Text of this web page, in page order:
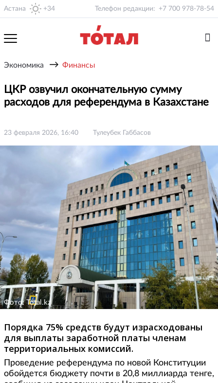
Астана +34 Телефон редакции: +7 700 978-78-54
Экономика → Финансы
ЦКР озвучил окончательную сумму
расходов для референдума в Казахстане
23 февраля 2026, 16:40 Тулеубек Габбасов
Фото: Total.kz
Порядка 75% средств будут израсходованы
для выплаты заработной платы членам
территориальных комиссий.
Проведение референдума по новой Конституции
обойдется бюджету почти в 20,8 миллиарда тенге,